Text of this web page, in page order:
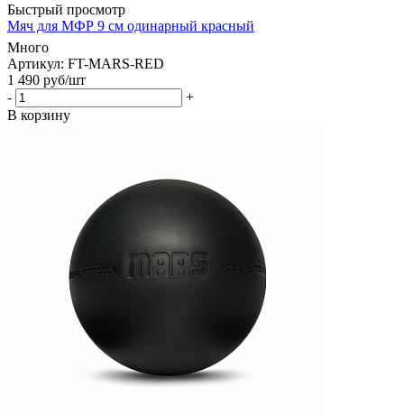
Быстрый просмотр
Мяч для МФР 9 см одинарный красный
Много
Артикул: FT-MARS-RED
1 490 руб/шт
-
+
В корзину